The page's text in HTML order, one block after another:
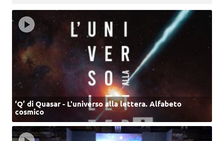
‘Q’ di Quasar - L'universo alla lettera. Alfabeto
cosmico